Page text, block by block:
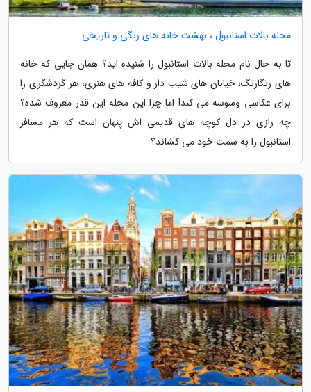
محله بالات استانبول ، بهشت خانه های رنگی و تاریخی
تا به حال نام محله بالات استانبول را شنیده اید؟ همان جایی که خانه
های رنگارنگ، خیابان های شیب دار و کافه های هنری، هر گردشگری را
برای عکاسی وسوسه می کند! اما چرا این محله این قدر معروف شده؟
چه رازی در دل کوچه های قدیمی اش پنهان است که هر مسافر
استانبول را به سمت خود می کشاند؟